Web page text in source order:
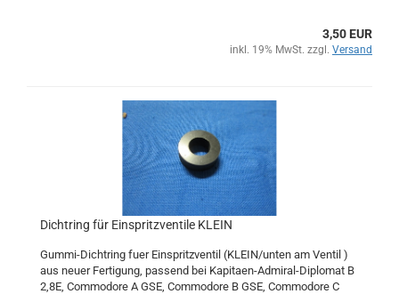
3,50 EUR
inkl. 19% MwSt. zzgl. Versand
Dichtring für Einspritzventile KLEIN
Gummi-Dichtring fuer Einspritzventil (KLEIN/unten am Ventil )
aus neuer Fertigung, passend bei Kapitaen-Admiral-Diplomat B
2,8E, Commodore A GSE, Commodore B GSE, Commodore C